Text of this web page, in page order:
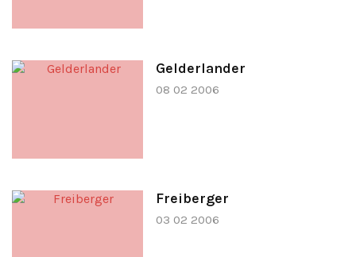
Gelderlander
08 02 2006
Freiberger
03 02 2006